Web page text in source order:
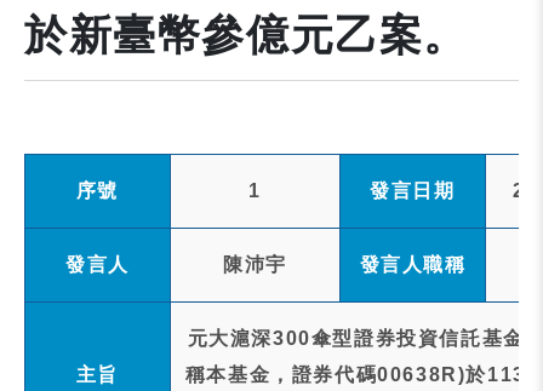
於新臺幣參億元乙案。
序號 1 發言日期
發言人 陳沛宇 發言人職稱
主旨
元大滬深300傘型證券投資信託基金
稱本基金，證券代碼00638R)於113